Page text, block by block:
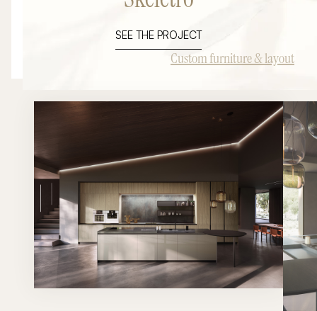
aux besoins des espaces privés comme professionnels, il
structure modulaire en aluminium et une large palette de
finitions haut de gamme. Cette inspiration illustre tout le
potentiel du mobilier sur mesure pour créer des
élégants ou des agencements de boutiques premium.
Fonctionnalité, esthétique et personnalisation se
rencontrent pour donner vie à des projets uniques
parfaitement intégrés à leur environnement.
SEE THE PROJECT
Custom furniture & layout